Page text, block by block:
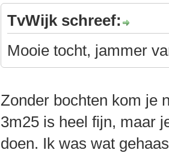
TvWijk schreef:
Mooie tocht, jammer
Zonder bochten kom je
3m25 is heel fijn, maar
doen. Ik was wat